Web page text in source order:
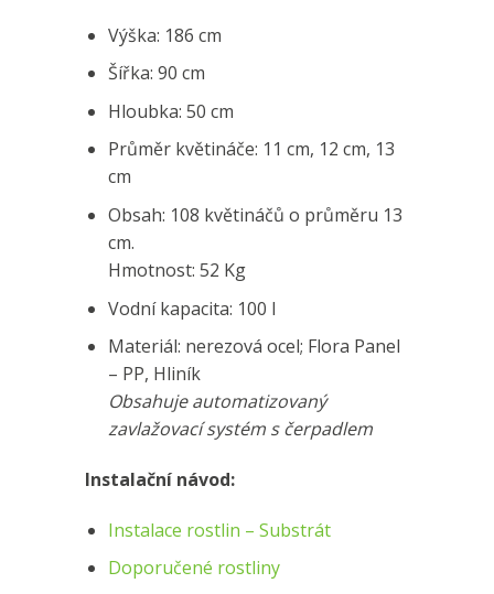
Výška: 186 cm
Šířka:90 cm
Hloubka: 50 cm
Průměr květináče: 11 cm, 12 cm, 13
cm
Obsah: 108 květináčů o průměru 13
cm.
Hmotnost:52 Kg
Vodní kapacita: 100 l
Materiál: nerezová ocel; Flora Panel
– PP, Hliník
Obsahuje automatizovaný
zavlažovací systém s čerpadlem
Instalační návod:
Instalace rostlin – Substrát
Doporučené rostliny